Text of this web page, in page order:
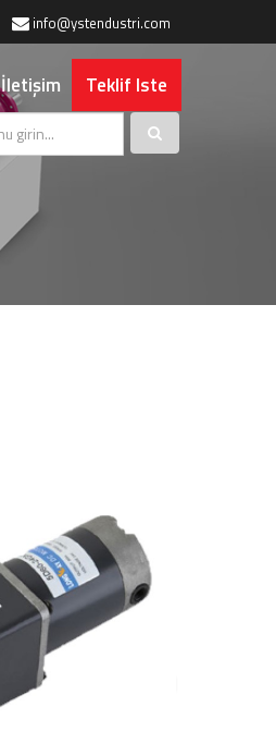
info@ystendustri.com
İletişim Teklif Iste